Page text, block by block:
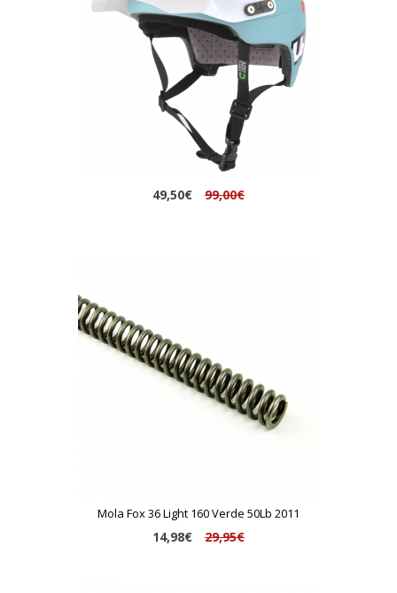
49,50€ 99,00€
Mola Fox 36 Light 160 Verde 50Lb 2011
14,98€ 29,95€